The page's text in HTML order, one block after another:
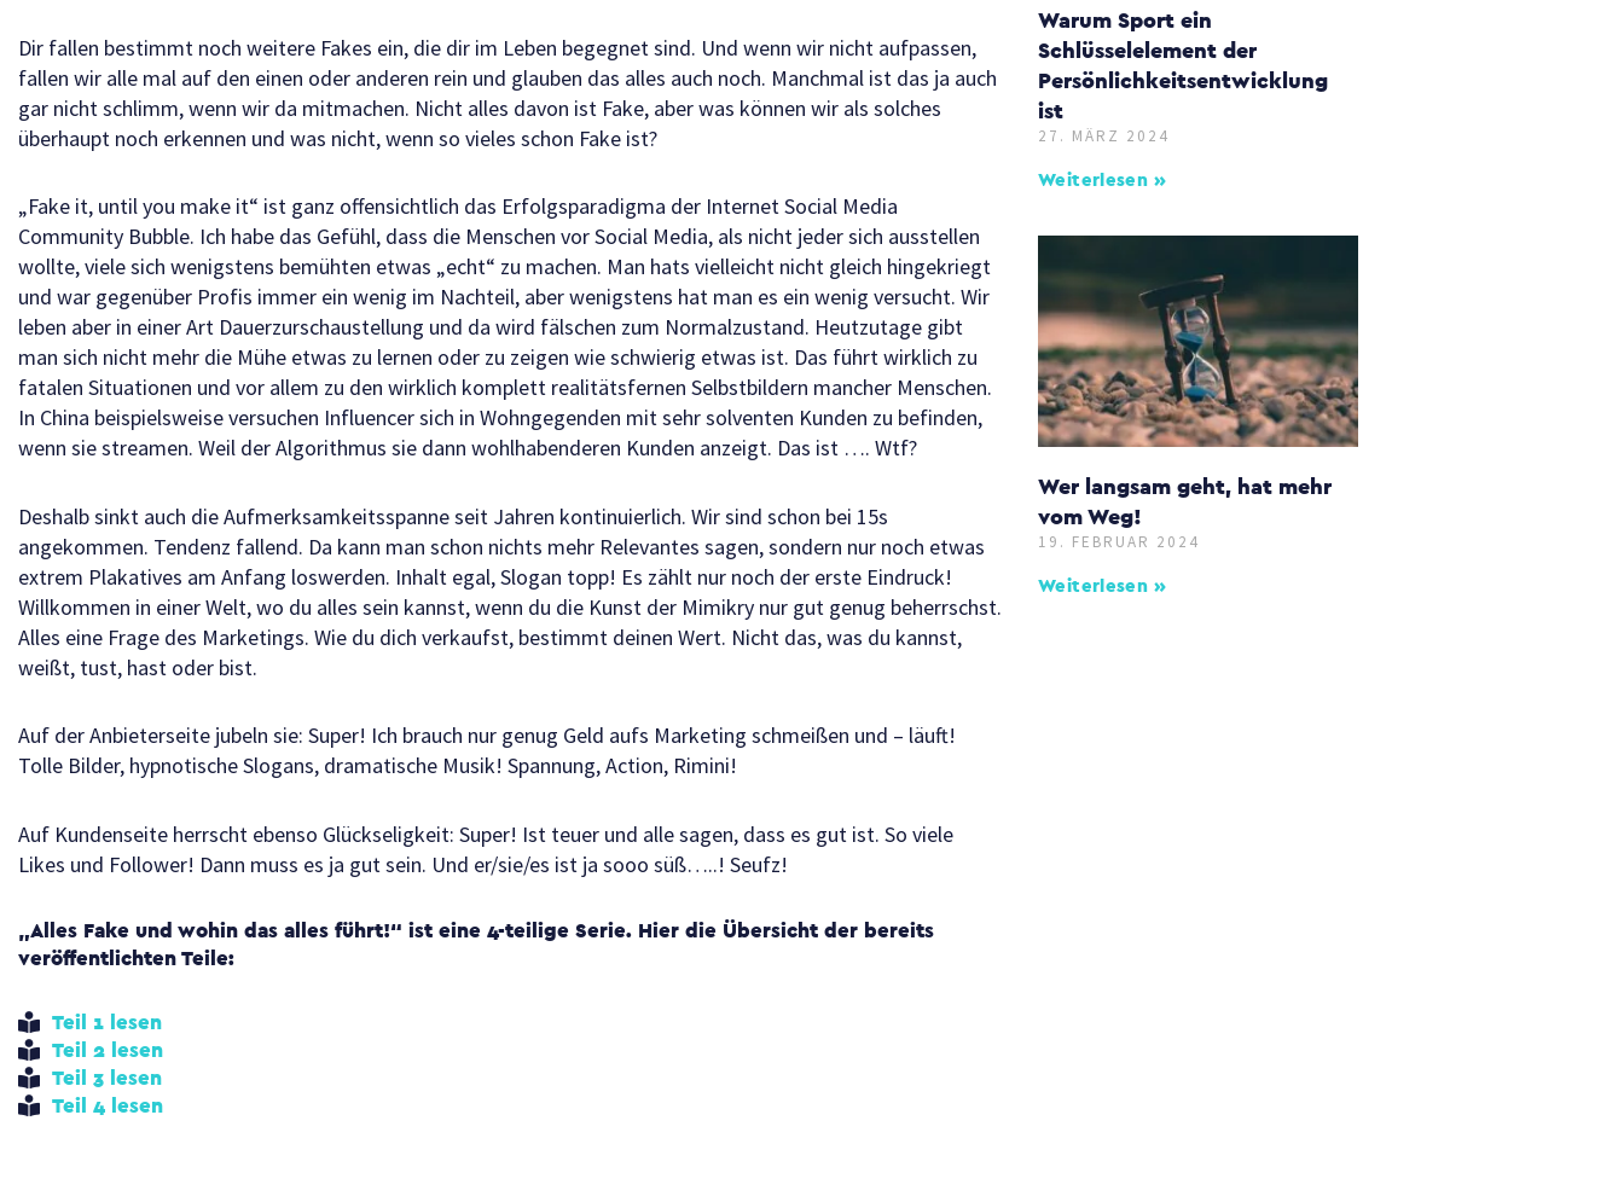
Dir fallen bestimmt noch weitere Fakes ein, die dir im Leben begegnet sind. Und wenn wir nicht aufpassen,
fallen wir alle mal auf den einen oder anderen rein und glauben das alles auch noch. Manchmal ist das ja auch
gar nicht schlimm, wenn wir da mitmachen. Nicht alles davon ist Fake, aber was können wir als solches
überhaupt noch erkennen und was nicht, wenn so vieles schon Fake ist?
„Fake it, until you make it“ ist ganz offensichtlich das Erfolgsparadigma der Internet Social Media
Community Bubble. Ich habe das Gefühl, dass die Menschen vor Social Media, als nicht jeder sich ausstellen
wollte, viele sich wenigstens bemühten etwas „echt“ zu machen. Man hats vielleicht nicht gleich hingekriegt
und war gegenüber Profis immer ein wenig im Nachteil, aber wenigstens hat man es ein wenig versucht. Wir
leben aber in einer Art Dauerzurschaustellung und da wird fälschen zum Normalzustand. Heutzutage gibt
man sich nicht mehr die Mühe etwas zu lernen oder zu zeigen wie schwierig etwas ist. Das führt wirklich zu
fatalen Situationen und vor allem zu den wirklich komplett realitätsfernen Selbstbildern mancher Menschen.
In China beispielsweise versuchen Influencer sich in Wohngegenden mit sehr solventen Kunden zu befinden,
wenn sie streamen. Weil der Algorithmus sie dann wohlhabenderen Kunden anzeigt. Das ist …. Wtf?
Deshalb sinkt auch die Aufmerksamkeitsspanne seit Jahren kontinuierlich. Wir sind schon bei 15s
angekommen. Tendenz fallend. Da kann man schon nichts mehr Relevantes sagen, sondern nur noch etwas
extrem Plakatives am Anfang loswerden. Inhalt egal, Slogan topp! Es zählt nur noch der erste Eindruck!
Willkommen in einer Welt, wo du alles sein kannst, wenn du die Kunst der Mimikry nur gut genug beherrschst.
Alles eine Frage des Marketings. Wie du dich verkaufst, bestimmt deinen Wert. Nicht das, was du kannst,
weißt, tust, hast oder bist.
Auf der Anbieterseite jubeln sie: Super! Ich brauch nur genug Geld aufs Marketing schmeißen und – läuft!
Tolle Bilder, hypnotische Slogans, dramatische Musik! Spannung, Action, Rimini!
Auf Kundenseite herrscht ebenso Glückseligkeit: Super! Ist teuer und alle sagen, dass es gut ist. So viele
Likes und Follower! Dann muss es ja gut sein. Und er/sie/es ist ja sooo süß…..! Seufz!
„Alles Fake und wohin das alles führt!“ ist eine 4-teilige Serie. Hier die Übersicht der bereits
veröffentlichten Teile:
Teil 1 lesen
Teil 2 lesen
Teil 3 lesen
Teil 4 lesen
Warum Sport ein
Schlüsselelement der
Persönlichkeitsentwicklung
ist
27. MÄRZ 2024
Weiterlesen »
Wer langsam geht, hat mehr
vom Weg!
19. FEBRUAR 2024
Weiterlesen »